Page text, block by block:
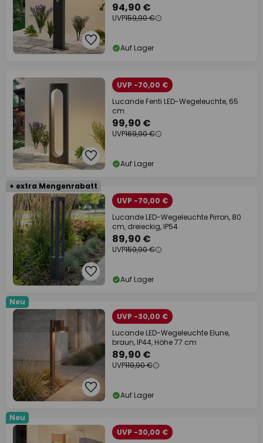
94,90 €
UVP159,90 €
Auf Lager
UVP -70,00 €
Lucande Fenti LED-Wegeleuchte, 65
cm
99,90 €
UVP169,90 €
Auf Lager
+ extra Mengenrabatt
UVP -70,00 €
Lucande LED-Wegeleuchte Pirron, 80
cm, dreieckig, IP54
89,90 €
UVP159,90 €
Auf Lager
Neu
UVP -30,00 €
Lucande LED-Wegeleuchte Elune,
braun, IP44, Höhe 77 cm
89,90 €
UVP119,90 €
Auf Lager
Neu
UVP -30,00 €